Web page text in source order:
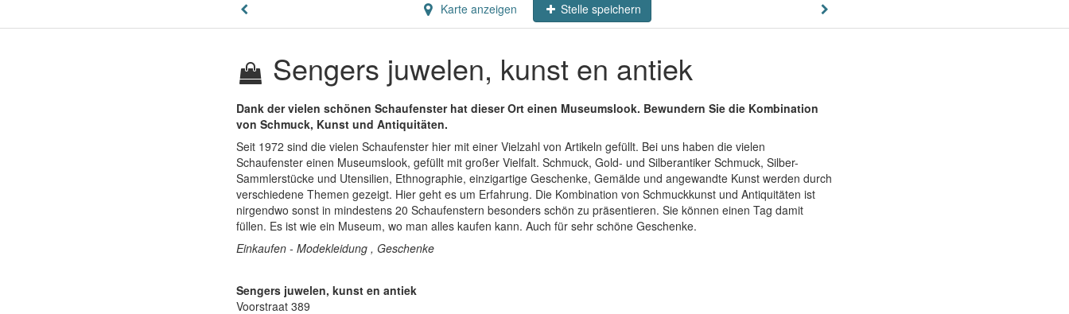
Karte anzeigen Stelle speichern
Sengers juwelen, kunst en antiek
Dank der vielen schönen Schaufenster hat dieser Ort einen Museumslook. Bewundern Sie die Kombination
von Schmuck, Kunst und Antiquitäten.
Seit 1972 sind die vielen Schaufenster hier mit einer Vielzahl von Artikeln gefüllt. Bei uns haben die vielen
Schaufenster einen Museumslook, gefüllt mit großer Vielfalt. Schmuck, Gold- und Silberantiker Schmuck, Silber-
Sammlerstücke und Utensilien, Ethnographie, einzigartige Geschenke, Gemälde und angewandte Kunst werden durch
verschiedene Themen gezeigt. Hier geht es um Erfahrung. Die Kombination von Schmuckkunst und Antiquitäten ist
nirgendwo sonst in mindestens 20 Schaufenstern besonders schön zu präsentieren. Sie können einen Tag damit
füllen. Es ist wie ein Museum, wo man alles kaufen kann. Auch für sehr schöne Geschenke.
Einkaufen - Modekleidung , Geschenke
Sengers juwelen, kunst en antiek
Voorstraat 389